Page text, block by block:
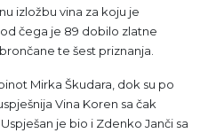
izložbu vina za koju je
čega je 89 dobilo zlatne
te šest priznanja.
Mirka Škudara, dok su po
Vina Koren sa čak
je bio i Zdenko Janči sa